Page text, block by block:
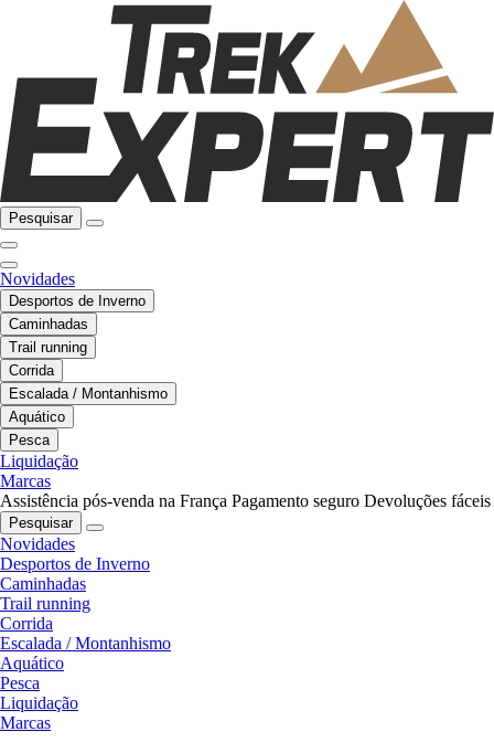
Pesquisar
Novidades
Desportos de Inverno
Caminhadas
Trail running
Corrida
Escalada / Montanhismo
Aquático
Pesca
Liquidação
Marcas
Assistência pós-venda na França Pagamento seguro Devoluções fáceis
Pesquisar
Novidades
Desportos de Inverno
Caminhadas
Trail running
Corrida
Escalada / Montanhismo
Aquático
Pesca
Liquidação
Marcas